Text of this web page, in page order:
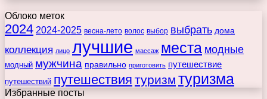
Облоко меток
2024 2024-2025 весна-лето волос выбор выбрать дома
коллекция лицо лучшие массаж места модные
модный мужчина правильно приготовить путешествие
путешествий путешествия туризм туризма
Избранные посты